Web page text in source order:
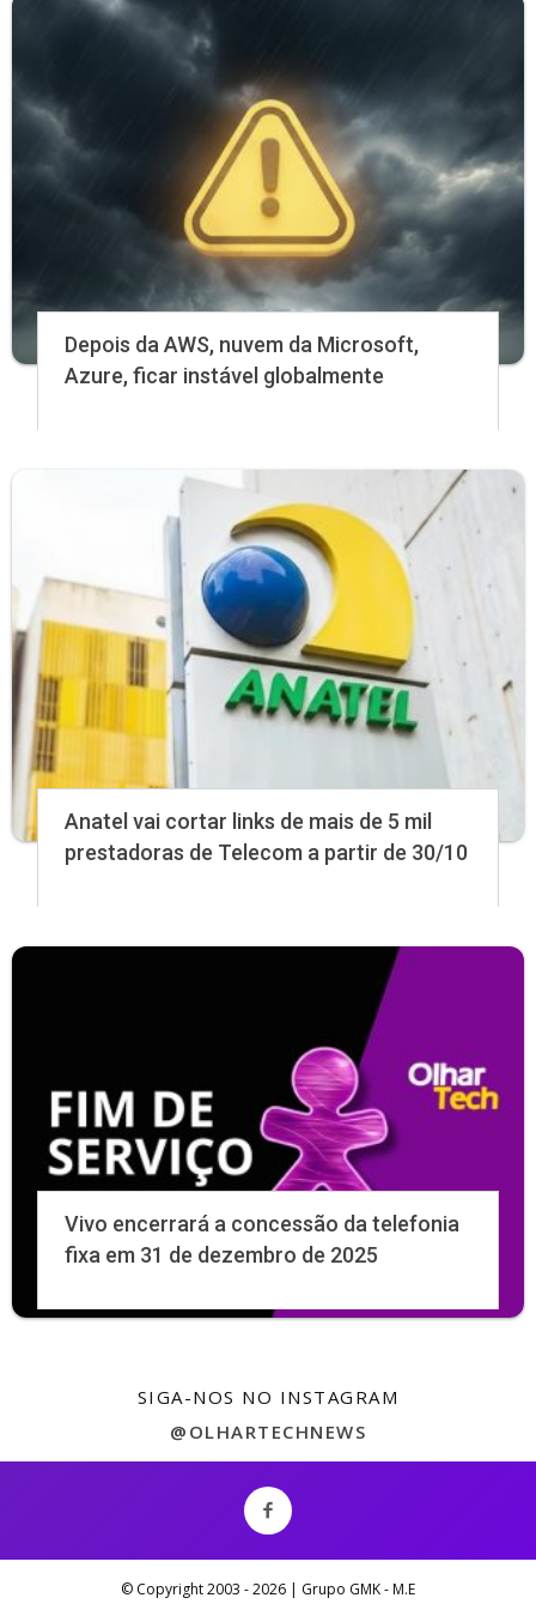
Depois da AWS, nuvem da Microsoft,
Azure, ficar instável globalmente
Anatel vai cortar links de mais de 5 mil
prestadoras de Telecom a partir de 30/10
Vivo encerrará a concessão da telefonia
fixa em 31 de dezembro de 2025
SIGA-NOS NO INSTAGRAM
@OLHARTECHNEWS
© Copyright 2003 -2026 | Grupo GMK - M.E